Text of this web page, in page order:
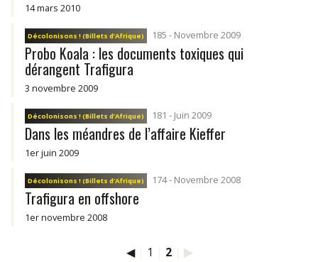
14 mars 2010
Décolonisons ! (Billets d’Afrique) 185 - Novembre 2009
Probo Koala : les documents toxiques qui
dérangent Trafigura
3 novembre 2009
Décolonisons ! (Billets d’Afrique) 181 - Juin 2009
Dans les méandres de l’affaire Kieffer
1er juin 2009
Décolonisons ! (Billets d’Afrique) 174 - Novembre 2008
Trafigura en offshore
1er novembre 2008
◀| 1 2| ▶